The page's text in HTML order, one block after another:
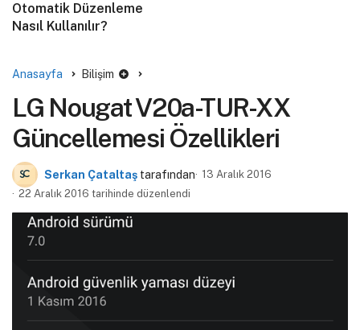
Otomatik Düzenleme
Nasıl Kullanılır?
Anasayfa Bilişim
LG Nougat V20a-TUR-XX
Güncellemesi Özellikleri
Serkan Çataltaş tarafından
13 Aralık 2016
22 Aralık 2016 tarihinde düzenlendi